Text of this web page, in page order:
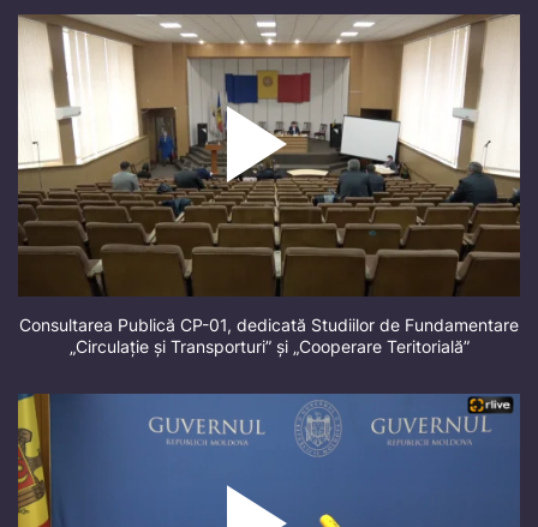
Consultarea Publică CP-01, dedicată Studiilor de Fundamentare
„Circulație și Transporturi” și „Cooperare Teritorială”